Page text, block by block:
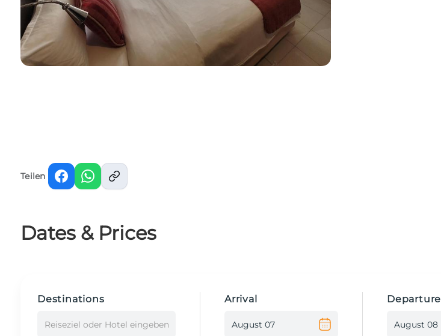
Teilen
Dates & Prices
Destinations
Reiseziel oder Hotel eingeben
Arrival Departure